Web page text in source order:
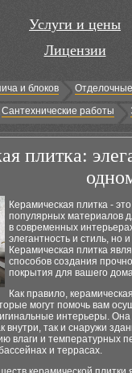
Услуги и цены
Лицензии
и блоков
Сантехнические работы
плитка:
Керамическая плитка -
популярных материалов
в современных
элегантность и стиль, но
Керамическая плитка
способов создания
покрытия для вашего
Как правило,
могут помочь вам
интерьеры.
так и снаружи
влаги и температурных
и террасах.